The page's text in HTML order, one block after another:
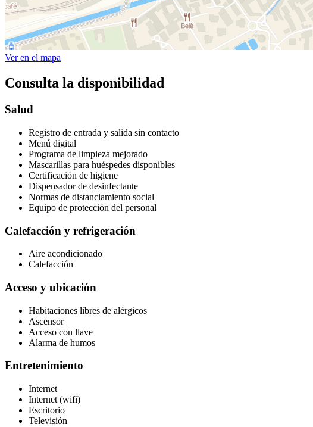
Ver en el mapa
Consulta la disponibilidad
Salud
Registro de entrada y salida sin contacto
Menú digital
Programa de limpieza mejorado
Mascarillas para huéspedes disponibles
Certificación de higiene
Dispensador de desinfectante
Normas de distanciamiento social
Equipo de protección del personal
Calefacción y refrigeración
Aire acondicionado
Calefacción
Acceso y ubicación
Habitaciones libres de alérgicos
Ascensor
Acceso con llave
Alarma de humos
Entretenimiento
Internet
Internet (wifi)
Escritorio
Televisión